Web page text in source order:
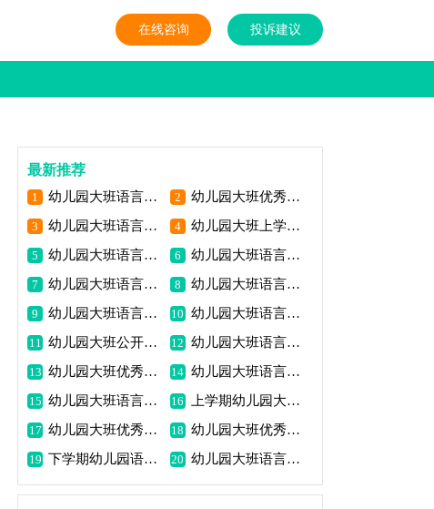
在线咨询 投诉建议
最新推荐
1 幼儿园大班语言公开课教案《动物法庭》 2 幼儿园大班优秀语言教案《秘密》包含反思
3 幼儿园大班语言游戏教案《扁担与板凳》包含反思 4 幼儿园大班上学期的语言教案《传递微笑》包含反思
5 幼儿园大班语言质量课教案《小水滴旅行记》包含反思 6 幼儿园大班语言游戏教案《叶子》包含反思
7 幼儿园大班语言质量教案《如果我是雪花》包含反思 8 幼儿园大班语言教案《妙妙喵信》包含反思
9 幼儿园大班语言教案“七彩雨天” 10 幼儿园大班语言课教案《树真好》包含反思
11 幼儿园大班公开课语言教案评析《孙悟空打妖怪》包含反思 12 幼儿园大班语言游戏教案《芽儿》包含反思
13 幼儿园大班优秀语言公开课教案《老鼠嫁女儿》 14 幼儿园大班语言游戏活动教案《野猫城》包含反思
15 幼儿园大班语言优秀公开课教案《夸自己》包含反思 16 上学期幼儿园大班语言教案《一片叶子的猜想》
17 幼儿园大班优秀语言教案《一园青菜成精》包含反思 18 幼儿园大班优秀语言教案《天生一对》包含反思
19 下学期幼儿园语言教案《学习活动最佳方案》包括反思 20 幼儿园大班语言细节教案《我的梦》包含反思